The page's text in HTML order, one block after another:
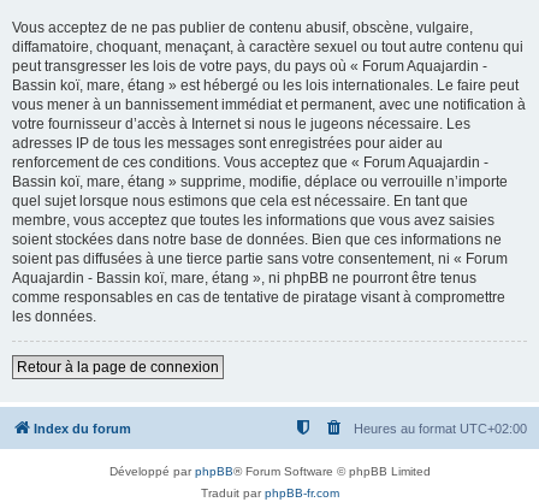
Vous acceptez de ne pas publier de contenu abusif, obscène, vulgaire,
diffamatoire, choquant, menaçant, à caractère sexuel ou tout autre contenu qui
peut transgresser les lois de votre pays, du pays où « Forum Aquajardin -
Bassin koï, mare, étang » est hébergé ou les lois internationales. Le faire peut
vous mener à un bannissement immédiat et permanent, avec une notification à
votre fournisseur d’accès à Internet si nous le jugeons nécessaire. Les
adresses IP de tous les messages sont enregistrées pour aider au
renforcement de ces conditions. Vous acceptez que « Forum Aquajardin -
Bassin koï, mare, étang » supprime, modifie, déplace ou verrouille n’importe
quel sujet lorsque nous estimons que cela est nécessaire. En tant que
membre, vous acceptez que toutes les informations que vous avez saisies
soient stockées dans notre base de données. Bien que ces informations ne
soient pas diffusées à une tierce partie sans votre consentement, ni « Forum
Aquajardin - Bassin koï, mare, étang », ni phpBB ne pourront être tenus
comme responsables en cas de tentative de piratage visant à compromettre
les données.
Retour à la page de connexion
Index du forum Heures au format UTC+02:00
Développé parphpBB® Forum Software © phpBB Limited
Traduit parphpBB-fr.com